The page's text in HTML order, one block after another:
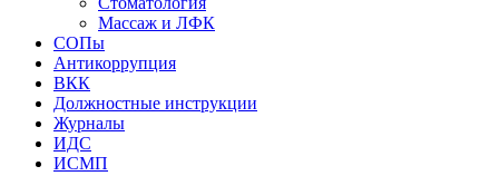
Массаж и ЛФК
СОПы
Антикоррупция
ВКК
Должностные инструкции
Журналы
ИДС
ИСМП